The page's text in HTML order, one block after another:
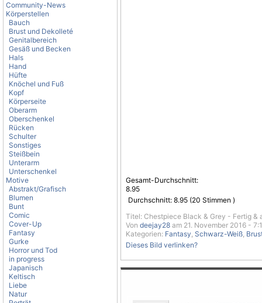
Community-News
Körperstellen
Bauch
Brust und Dekolleté
Genitalbereich
Gesäß und Becken
Hals
Hand
Hüfte
Knöchel und Fuß
Kopf
Körperseite
Oberarm
Oberschenkel
Rücken
Schulter
Sonstiges
Steißbein
Unterarm
Unterschenkel
Motive
Abstrakt/Grafisch
Blumen
Bunt
Comic
Cover-Up
Fantasy
Gurke
Horror und Tod
in progress
Japanisch
Keltisch
Liebe
Natur
Gesamt-Durchschnitt:
8.95
Durchschnitt: 8.95 (20 Stimmen )
Titel: Chestpiece Black & Grey - Fertig &
Von deejay28 am 21. November 2016 -
Kategorien: Fantasy, Schwarz-Weiß,
Dieses Bild verlinken?